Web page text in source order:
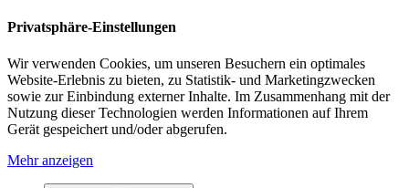
Privatsphäre-Einstellungen
Wir verwenden Cookies, um unseren Besuchern ein optimales
Website-Erlebnis zu bieten, zu Statistik- und Marketingzwecken
sowie zur Einbindung externer Inhalte. Im Zusammenhang mit der
Nutzung dieser Technologien werden Informationen auf Ihrem
Gerät gespeichert und/oder abgerufen.
Mehr anzeigen